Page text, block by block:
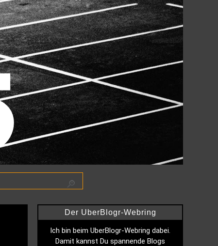
Der UberBlogr-Webring
Ich bin beim UberBlogr-Webring dabei.
Damit kannst Du spannende Blogs